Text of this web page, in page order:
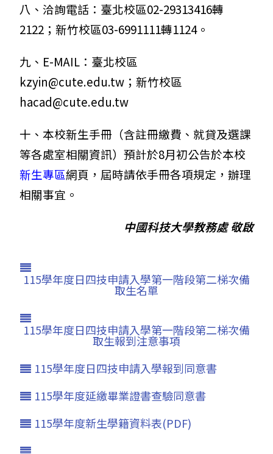
八、洽詢電話：臺北校區02-29313416轉
2122；新竹校區03-6991111轉1124。
九、E-MAIL：臺北校區
kzyin@cute.edu.tw；新竹校區
hacad@cute.edu.tw
十、本校新生手冊（含註冊繳費、就貸及選課
等各處室相關資訊）預計於8月初公告於本校
新生專區網頁，屆時請依手冊各項規定，辦理
相關事宜。
中國科技大學教務處 敬啟
115學年度日四技申請入學第一階段第二梯次備
取生名單
115學年度日四技申請入學第一階段第二梯次備
取生報到注意事項
115學年度日四技申請入學報到同意書
115學年度延繳畢業證書查驗同意書
115學年度新生學籍資料表(PDF)